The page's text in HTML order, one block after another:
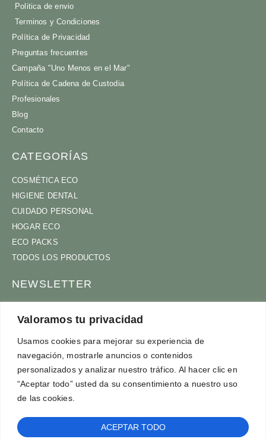
Valoramos tu privacidad
Usamos cookies para mejorar su experiencia de
navegación, mostrarle anuncios o contenidos
personalizados y analizar nuestro tráfico. Al hacer clic en
“Aceptar todo” usted da su consentimiento a nuestro uso
de las cookies.
ACEPTAR TODO
Politica de envio
Terminos y Condiciones
Política de Privacidad
Preguntas frecuentes
Campaña "Uno Menos en el Mar"
Política de Cadena de Custodia
Profesionales
Blog
Contacto
CATEGORÍAS
COSMÉTICA ECO
HIGIENE DENTAL
CUIDADO PERSONAL
HOGAR ECO
ECO PACKS
TODOS LOS PRODUCTOS
NEWSLETTER
ACEPTOTÉRMINOS Y CONDICIONES
SUSCRÍBETE